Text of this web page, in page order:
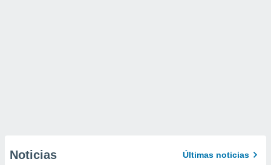
Noticias Últimas noticias